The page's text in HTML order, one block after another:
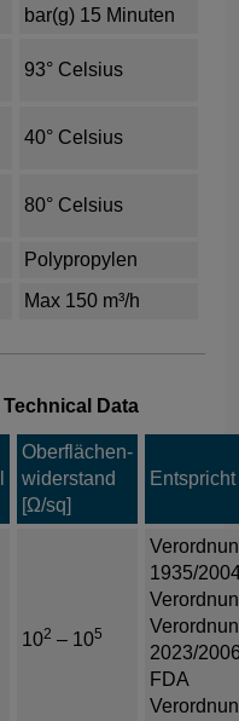
bar(g) 15 Minuten
93° Celsius
40° Celsius
80° Celsius
Polypropylen
Max 150 m³/h
Technical Data
Oberflächen-
widerstand
[Ω/sq]
102 – 105
1935/
2023/
FDA